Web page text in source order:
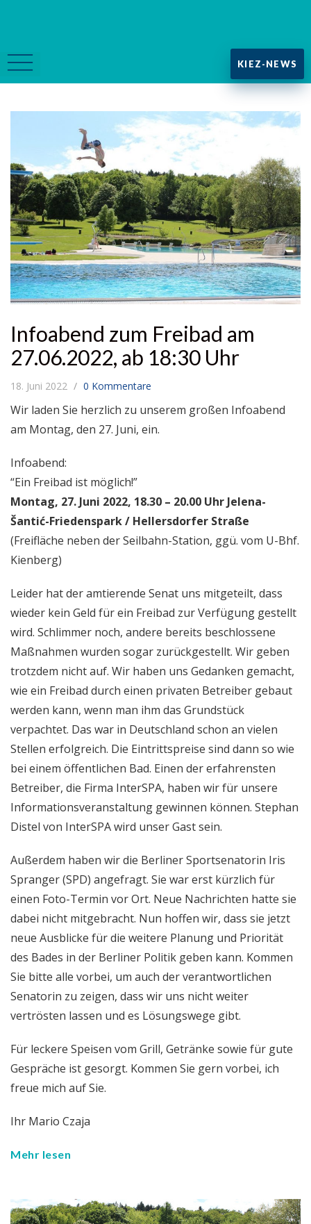
KIEZ-NEWS
Infoabend zum Freibad am
27.06.2022, ab 18:30 Uhr
18. Juni 2022 0 Kommentare
Wir laden Sie herzlich zu unserem großen Infoabend
am Montag, den 27. Juni, ein.
Infoabend:
“Ein Freibad ist möglich!”
Montag, 27. Juni 2022, 18.30 – 20.00 Uhr Jelena-
Šantić-Friedenspark / Hellersdorfer Straße
(Freifläche neben der Seilbahn-Station, ggü. vom U-Bhf.
Kienberg)
Leider hat der amtierende Senat uns mitgeteilt, dass
wieder kein Geld für ein Freibad zur Verfügung gestellt
wird. Schlimmer noch, andere bereits beschlossene
Maßnahmen wurden sogar zurückgestellt. Wir geben
trotzdem nicht auf. Wir haben uns Gedanken gemacht,
wie ein Freibad durch einen privaten Betreiber gebaut
werden kann, wenn man ihm das Grundstück
verpachtet. Das war in Deutschland schon an vielen
Stellen erfolgreich. Die Eintrittspreise sind dann so wie
bei einem öffentlichen Bad. Einen der erfahrensten
Betreiber, die Firma InterSPA, haben wir für unsere
Informationsveranstaltung gewinnen können. Stephan
Distel von InterSPA wird unser Gast sein.
Außerdem haben wir die Berliner Sportsenatorin Iris
Spranger (SPD) angefragt. Sie war erst kürzlich für
einen Foto-Termin vor Ort. Neue Nachrichten hatte sie
dabei nicht mitgebracht. Nun hoffen wir, dass sie jetzt
neue Ausblicke für die weitere Planung und Priorität
des Bades in der Berliner Politik geben kann. Kommen
Sie bitte alle vorbei, um auch der verantwortlichen
Senatorin zu zeigen, dass wir uns nicht weiter
vertrösten lassen und es Lösungswege gibt.
Für leckere Speisen vom Grill, Getränke sowie für gute
Gespräche ist gesorgt. Kommen Sie gern vorbei, ich
freue mich auf Sie.
Ihr Mario Czaja
Mehr lesen